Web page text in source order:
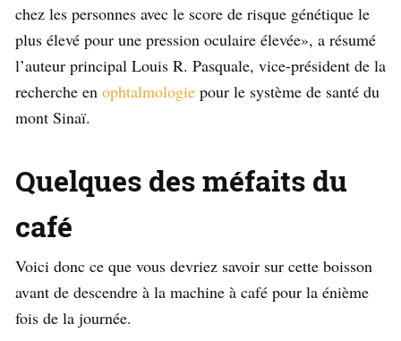
chez les personnes avec le score de risque génétique le
plus élevé pour une pression oculaire élevée», a résumé
l’auteur principal Louis R. Pasquale, vice-président de la
recherche en ophtalmologie pour le système de santé du
mont Sinaï.
Quelques des méfaits du
café
Voici donc ce que vous devriez savoir sur cette boisson
avant de descendre à la machine à café pour la énième
fois de la journée.